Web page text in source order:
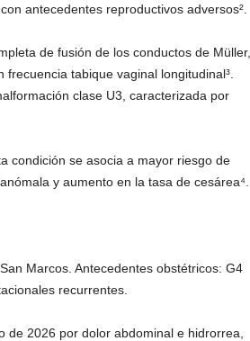
antecedentes reproductivos adversos².
de fusión de los conductos de Müller,
tabique vaginal longitudinal³.
clase U3, caracterizada por
condición se asocia a mayor riesgo de
y aumento en la tasa de cesárea⁴.
Marcos. Antecedentes obstétricos: G4
recurrentes.
de 2026 por dolor abdominal e hidrorrea,